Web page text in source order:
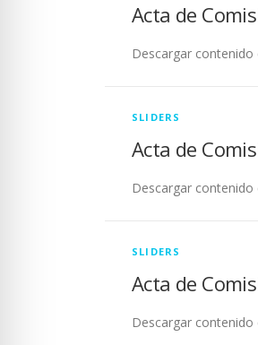
Acta de
Descargar
SLIDERS
Acta de
Descargar
SLIDERS
Acta de
Descargar